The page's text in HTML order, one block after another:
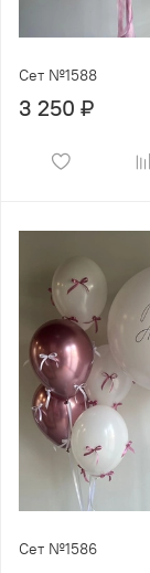
Сет №1588
3 250 ₽
Сет №1586